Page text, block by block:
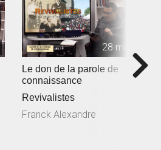
28 min
Le don de la parole de
connaissance
Revivalistes
Franck Alexandre